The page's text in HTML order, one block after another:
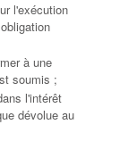
l'exécution
à une
soumis ;
l'intérêt
dévolue au